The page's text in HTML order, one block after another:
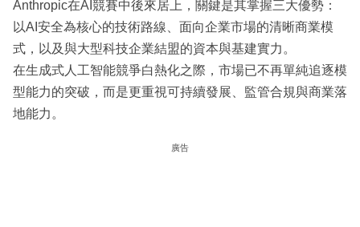
Anthropic在AI競賽中後來居上，關鍵是其掌握三大優勢：
以AI安全為核心的技術路線、面向企業市場的清晰商業模
式，以及與大型科技企業結盟的資本與基建實力。
在生成式人工智能競爭白熱化之際，市場已不再單純追逐模
型能力的突破，而是更重視可持續發展、監管合規與商業落
地能力。
廣告